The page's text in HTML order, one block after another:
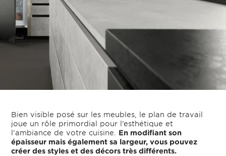
Bien visible posé sur les meubles, le plan de travail
joue un rôle primordial pour l’esthétique et
l’ambiance de votre cuisine. En modifiant son
épaisseur mais également sa largeur, vous pouvez
créer des styles et des décors très différents.